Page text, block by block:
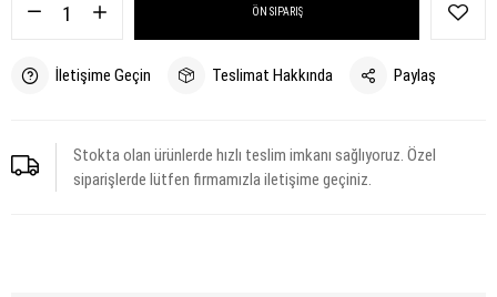
ÖN SIPARIŞ
İletişime Geçin Teslimat Hakkında Paylaş
Stokta olan ürünlerde hızlı teslim imkanı sağlıyoruz. Özel
siparişlerde lütfen firmamızla iletişime geçiniz.